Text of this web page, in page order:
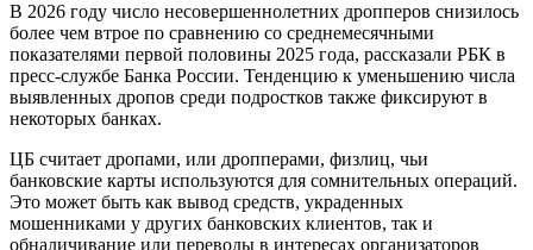
В 2026 году число несовершеннолетних дропперов снизилось
более чем втрое по сравнению со среднемесячными
показателями первой половины 2025 года, рассказали РБК в
пресс-службе Банка России. Тенденцию к уменьшению числа
выявленных дропов среди подростков также фиксируют в
некоторых банках.
ЦБ считает дропами, или дропперами, физлиц, чьи
банковские карты используются для сомнительных операций.
Это может быть как вывод средств, украденных
мошенниками у других банковских клиентов, так и
обналичивание или переводы в интересах организаторов